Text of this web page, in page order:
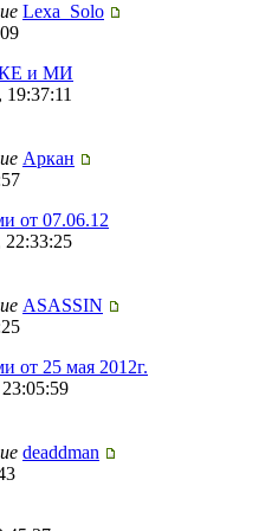
Lexa_Solo
КЕ и МИ
Аркан
от 07.06.12
ASASSIN
от 25 мая 2012г.
deaddman